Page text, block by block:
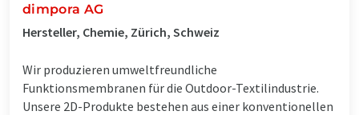
dimpora AG
Hersteller, Chemie, Zürich, Schweiz
Wir produzieren umweltfreundliche
Funktionsmembranen für die Outdoor-Textilindustrie.
Unsere 2D-Produkte bestehen aus einer konventionellen